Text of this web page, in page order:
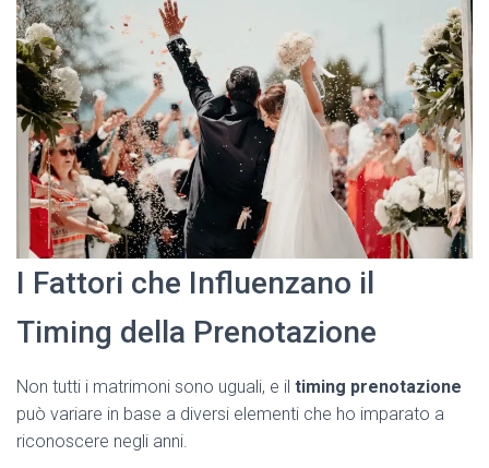
I Fattori che Influenzano il
Timing della Prenotazione
Non tutti i matrimoni sono uguali, e il timing prenotazione
può variare in base a diversi elementi che ho imparato a
riconoscere negli anni.